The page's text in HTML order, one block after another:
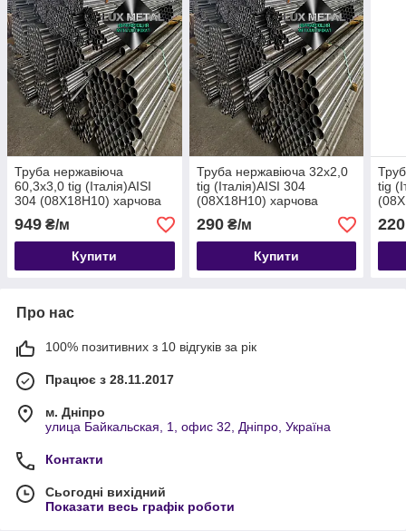
Труба нержавіюча
60,3х3,0 tig (Італія)AISI
304 (08Х18Н10) харчова
949 ₴/м
Купити
Труба нержавіюча 32х2,0
tig (Італія)AISI 304
(08Х18Н10) харчова
290₴/м
Купити
tig
220
Про нас
100% позитивних з 10 відгуків за рік
Працює з 28.11.2017
м. Дніпро
улица Байкальская, 1, офис 32, Дніпро, Україна
Контакти
Сьогодні вихідний
Показати весь графік роботи